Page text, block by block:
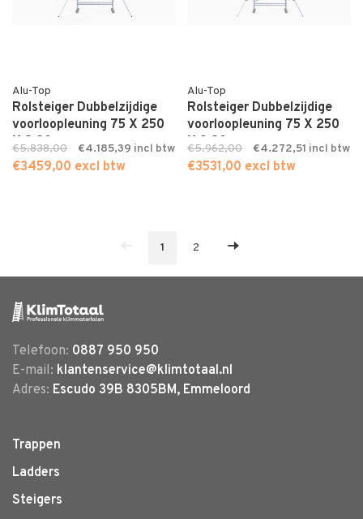
Alu-Top
Rolsteiger Dubbelzijdige
voorloopleuning 75 X 250
X 8,20
€5.838,00 €4.185,39
€3459,00 excl btw
Alu-Top
Rolsteiger Dubbelzijdige
voorloopleuning 75 X 250
X 9,20
€5.962,00 €4.272,51
€3531,00 excl btw
1 2
Telefoon: 0887 950 950
E-mail: klantenservice@klimtotaal.nl
Adres: Escudo 39B 8305BM, Emmeloord
Trappen
Ladders
Steigers